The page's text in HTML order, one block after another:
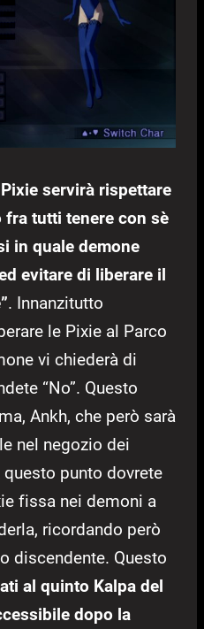
servirà rispettare
tutti tenere con sè
in quale demone
evitare di liberare il
. Innanzitutto
le Pixie al Parco
vi chiederà di
“No”. Questo
Ankh, che però sarà
nel negozio dei
punto dovrete
fissa nei demoni a
ricordando però
discendente. Questo
al quinto Kalpa del
dopo la